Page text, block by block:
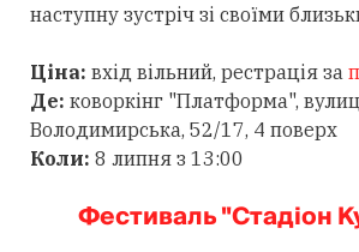
наступну зустріч зі своїми
Ціна: вхід вільний, рестрація за
Де: коворкінг "Платформа",
Володимирська, 52/17, 4 поверх
Коли: 8 липня з 13:00
Фестиваль "Стадіон